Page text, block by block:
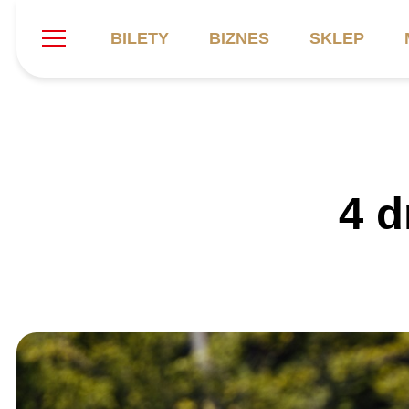
BILETY BIZNES SKLEP
Stadion
Sprawozdania
Galeria
Catering
4